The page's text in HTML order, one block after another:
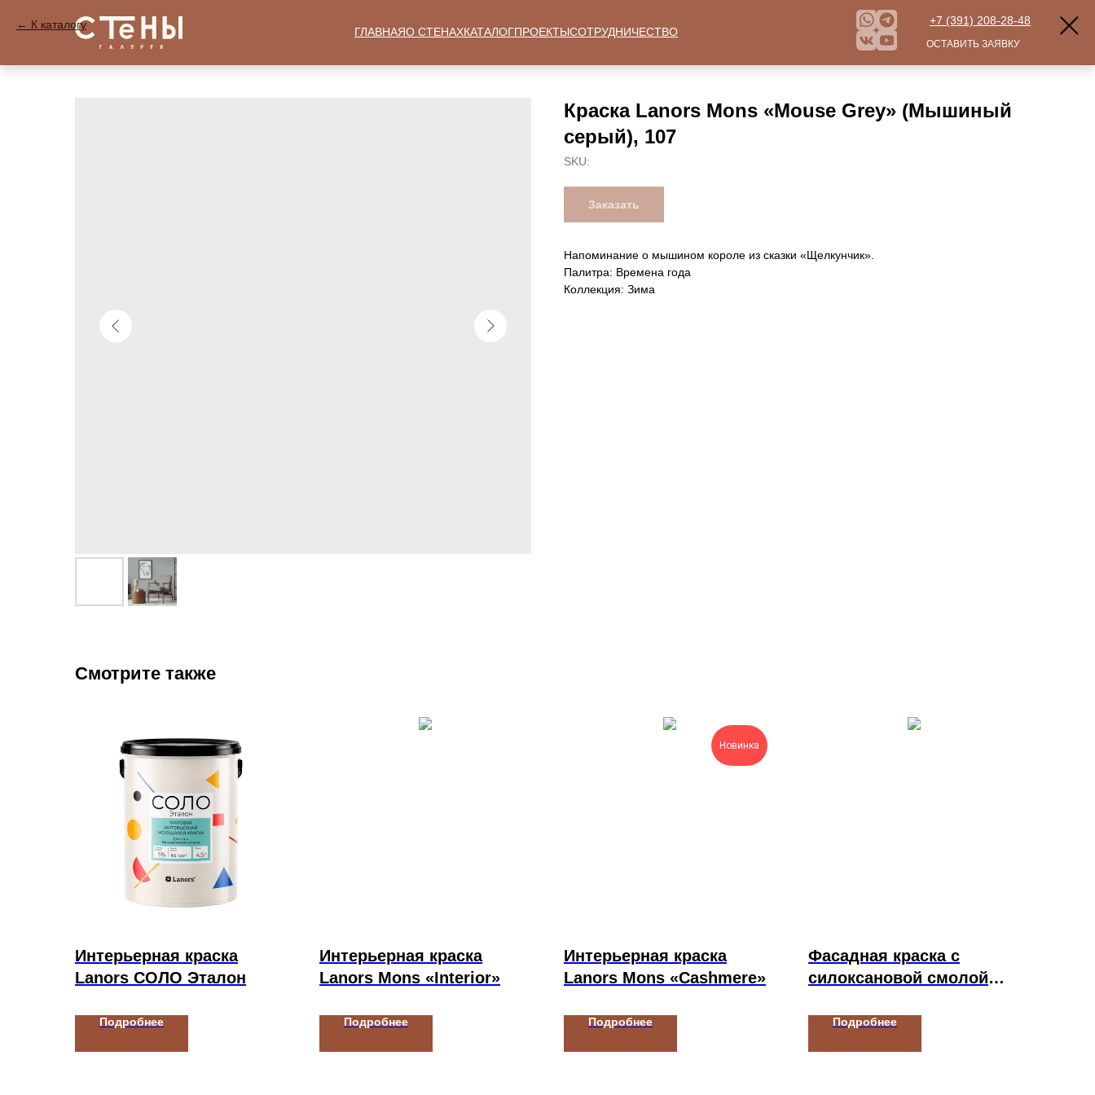
К каталогу
Краска Lanors Mons «Mouse Grey» (Мышиный
серый), 107
SKU:
Заказать
Напоминание о мышином короле из сказки «Щелкунчик».
Палитра: Времена года
Коллекция: Зима
Смотрите также
Интерьерная краска
Lanors СОЛО Эталон
Подробнее
Интерьерная краска
Lanors Mons «Interior»
Подробнее
Новинка
Интерьерная краска
Lanors Mons «Cashmere»
Подробнее
Фасадная краска с
силоксановой смолой
Подробнее
ГЛАВНАЯО СТЕНАХКАТАЛОГПРОЕКТЫСОТРУДНИЧЕСТВО
+7 (391) 208-28-48
ОСТАВИТЬ ЗАЯВКУ